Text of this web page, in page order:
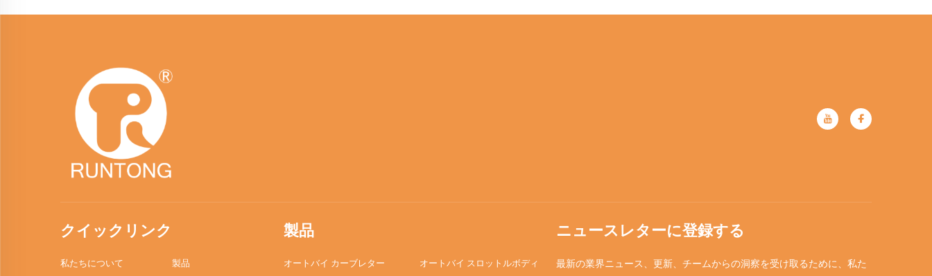
レター
クイックリンク
私たちについて 製品
製品
オートバイ カーブレター オートバイ スロットルボディ
ニュースレターに登録する
最新の業界ニュース、更新、チームからの洞察を受け取るために、私た